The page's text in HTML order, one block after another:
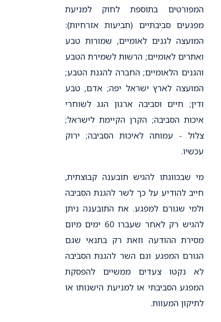
המפורטים בתוספת לחוק למניעת
מפגעים סביבתיים (תביעות אזרחיות):
המועצה לגנים לאומיים, שמורות טבע
ואתרים לאומיים; הרשות לשמירת הטבע
והגנים הלאומיים; החברה להגנת הטבע;
המועצה לארץ ישראל יפה; אדם, טבע
ודין; חיים וסביבה ארגון הגג לשוחרי
איכות הסביבה; הקרן הקיימת לישראל;
צלול - עמותה לאיכות הסביבה; ירוק
עכשיו.
מי שבכוונתו להגיש תובענה קבוצתית,
חייב להודיע על כך לשר להגנת הסביבה
ולמי שגורם למפגע. את התובענה ניתן
להגיש רק לאחר שעברו 60 ימים מיום
מסירת ההודעה וזאת רק בתנאי שגם
הגורם המפגע וגם השר להגנת הסביבה
לא נקטו צעדים ממשיים להפסקת
המפגע הסביבתי או למניעת הישנותו או
לתיקון המעוות.